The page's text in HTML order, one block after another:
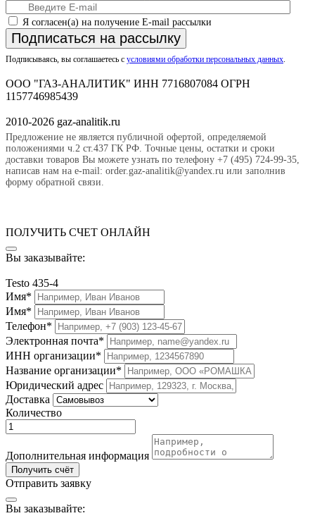
Я согласен(а) на получение E-mail рассылки
Подписаться на рассылку
Подписываясь, вы соглашаетесь с условиями обработки персональных данных
ООО "ГАЗ-АНАЛИТИК" ИНН 7716807084 ОГРН
1157746985439
2010-2026 gaz-analitik.ru
Предложение не является публичной офертой, определяемой
положениями ч.2 ст.437 ГК РФ. Точные цены, остатки и сроки
доставки товаров Вы можете узнать по телефону +7 (495) 724-99-35,
написав нам на e-mail: order.gaz-analitik@yandex.ru или заполнив
форму обратной связи.
ПОЛУЧИТЬ СЧЕТ ОНЛАЙН
Вы заказывайте:
Testo 435-4
Имя*
Имя*
Телефон*
Электронная почта*
ИНН организации*
Название организации*
Юридический адрес
Доставка
Количество
Дополнительная информация
Получить счёт
Отправить заявку
Вы заказывайте: